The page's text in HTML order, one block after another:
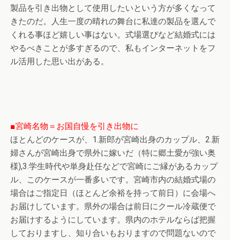
製品を引き出物として使用したいという方が多くなって
きたのだ。人生一度の晴れの舞台に私達の製品を選んで
くれる事ほど嬉しい事はない。式場選びなど結婚式には
やるべきことが多すぎるので、私もインターネットをフ
ル活用した思い出がある。
■宮崎名物＝お国自慢を引き出物に
ほとんどのケースが、1.新郎が宮崎出身のカップル、2.新
婦さんが宮崎出身で県外に嫁いだ（特に郷土愛が強い奥
様),3.学生時代や単身赴任などで宮崎にご縁があるカップ
ル、このケースが一番多いです。宮崎市内の結婚式場の
場合はご指定日（ほとんど余裕を持って前日）に会場へ
お届けしています。県外の場合は前日にクール冷蔵便で
お届けするようにしています。県内のホテルならば把握
しておりますし、知り合いもおりますので問題ないので